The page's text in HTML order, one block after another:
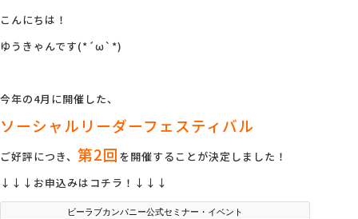
スタッフ紹介
最新ブログ
会社概要
こんにちは！
ゆうきゃんです(*´ω`*)
今年の4月に開催した、
ソーシャルリーダーフェスティバル
ご好評につき、 第2回 を開催することが決定しました！
↓↓↓お申込みはコチラ！↓↓↓